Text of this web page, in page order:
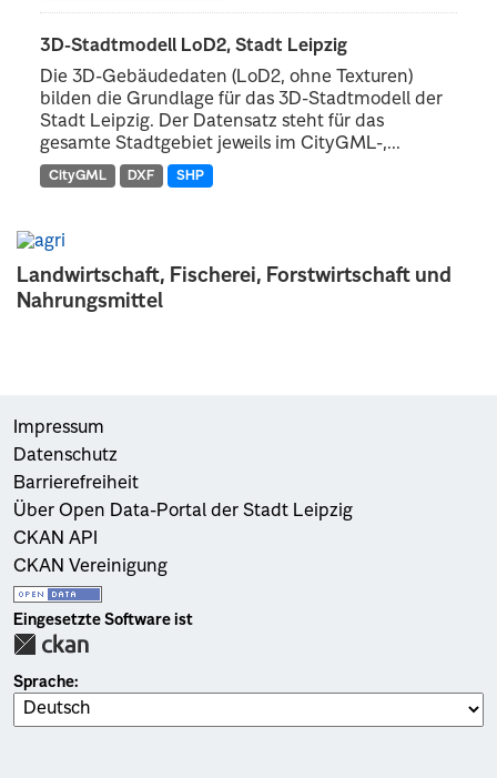
Landwirtschaft, Fischerei, Forstwirtschaft und
Nahrungsmittel
3D-Stadtmodell LoD2, Stadt Leipzig
Die 3D-Gebäudedaten (LoD2, ohne Texturen)
bilden die Grundlage für das 3D-Stadtmodell der
Stadt Leipzig. Der Datensatz steht für das
gesamte Stadtgebiet jeweils im CityGML-,...
CityGML DXF SHP
Impressum
Datenschutz
Barrierefreiheit
Über Open Data-Portal der Stadt Leipzig
CKAN API
CKAN Vereinigung
Eingesetzte Software ist
Sprache